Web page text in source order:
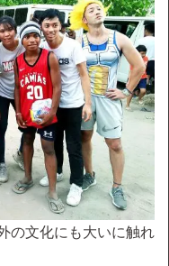
の文化にも大いに触れ